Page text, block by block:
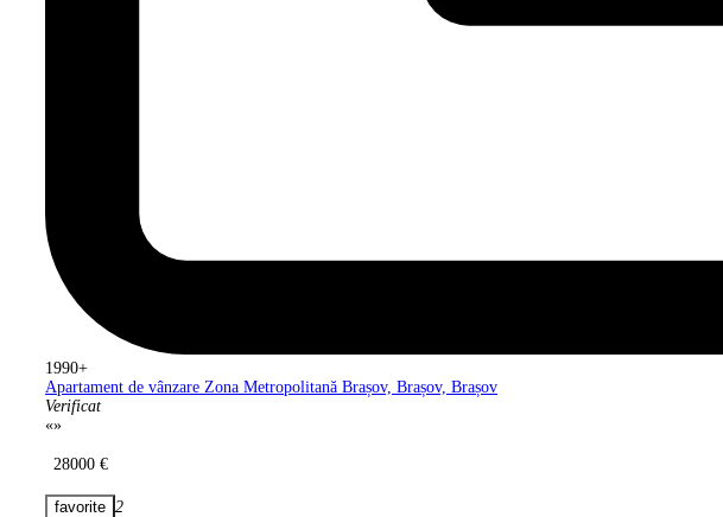
1990+
Apartament de vânzare Zona Metropolitană Brașov, Brașov, Brașov
Verificat
«»
28000 €
2